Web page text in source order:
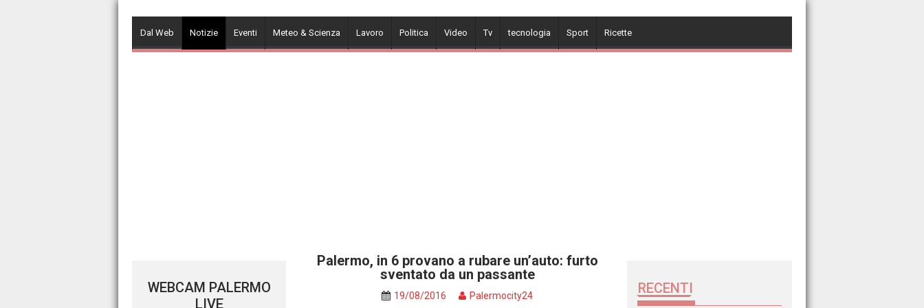
contentDal Web Notizie Eventi Meteo & Scienza Lavoro Politica Video Tv tecnologia Sport Ricette
Palermo, in 6 provano a rubare un’auto: furto
sventato da un passante
19/08/2016 Palermocity24
WEBCAM PALERMO
LIVE
RECENTI